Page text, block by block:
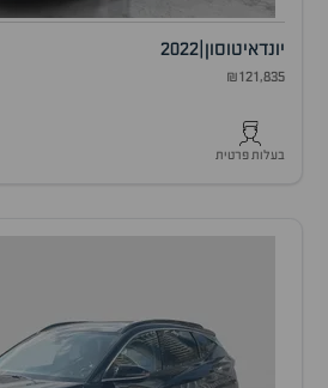
יונדאיטוסון 2022
₪121,835
בעלות פרטית